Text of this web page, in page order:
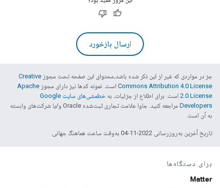
ارسال بازخورد
جز در مواردی که غیر از این ذکر شده باشد،‌محتوای این صفحه تحت مجوز Creative
Commons Attribution 4.0 License است. نمونه کدها نیز دارای مجوز Apache
2.0 License است. برای اطلاع از جزئیات، به
خطمشی‌های سایت Google
Developers‏
مراجعه کنید. جاوا علامت تجاری ثبت‌شده Oracle و/یا شرکت‌های وابسته
به آن است.
تاریخ آخرین به‌روزرسانی 2022-11-04 به‌وقت ساعت هماهنگ جهانی.
برای دستگاه‌ها
Matter